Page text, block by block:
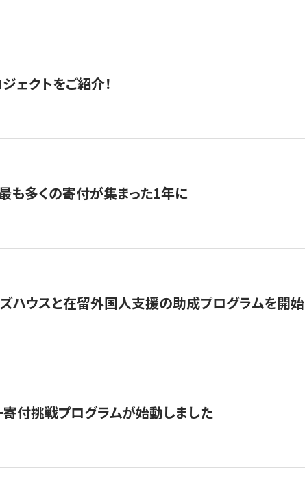
ェクトをご紹介！
も多くの寄付が集まった1年に
ハウスと在留外国人支援の助成プログラムを開始
付挑戦プログラムが始動しました